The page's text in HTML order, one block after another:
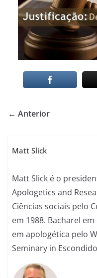
← Anterior
Matt Slick
Matt Slick é o
Apologetics and
Ciências sociais pelo
em 1988. Bacharel
em apologética pelo
Seminary in